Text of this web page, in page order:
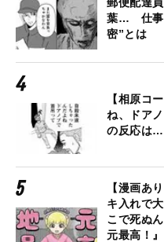
葉… 仕事
密”とは
【相原コ
ね、ドア
の反応は
【漫画あ
キ入れで
こで死ぬ
元最高！